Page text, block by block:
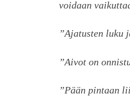
voidaan
”Ajatusten luku
”Aivot on
”Pään pintaan